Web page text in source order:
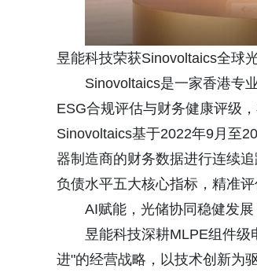
昱能科技荣获Sinovoltaics全球
Sinovoltaics是一家香港专
ESG合规评估与财务健康评级
Sinovoltaics基于2022年9月至
器制造商的财务数据进行连续
负债水平五大核心指标，精准
AI赋能，光储协同稳健发展
昱能科技深耕MLPE组件
进"的经营战略，以技术创新为